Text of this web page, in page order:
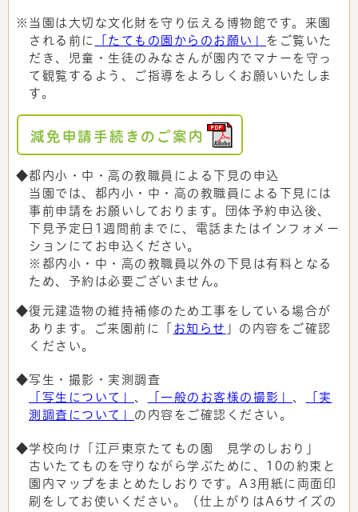
※当園は大切な文化財を守り伝える博物館です。来園
される前に
「たてもの園からのお願い」 をご覧いた
だき、児童・生徒のみなさんが園内でマナーを守っ
て観覧するよう、ご指導をよろしくお願いいたしま
す。
減免申請手続きのご案内
◆都内小・中・高の教職員による下見の申込
当園では、都内小・中・高の教職員による下見には
事前申請をお願いしております。団体予約申込後、
下見予定日1週間前までに、電話またはインフォメー
ションにてお申込ください。
※都内小・中・高の教職員以外の下見は有料となる
ため、予約は必要ございません。
◆復元建造物の維持補修のため工事をしている場合が
あります。ご来園前に「 お知らせ
」の内容をご確認
ください。
◆写生・撮影・実測調査
「写生について」 、 「一般のお客様の撮影」 、
「実
測調査について」 の内容をご確認ください。
◆学校向け「江戸東京たてもの園 見学のしおり」
古いたてものを守りながら学ぶために、10の約束と
園内マップをまとめたしおりです。A3用紙に両面印
刷をしてお使いください。（仕上がりはA6サイズの